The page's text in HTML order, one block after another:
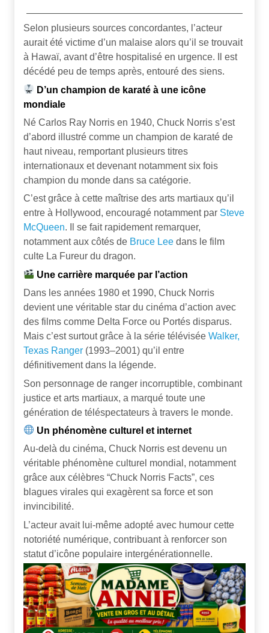
Selon plusieurs sources concordantes, l’acteur
aurait été victime d’un malaise alors qu’il se trouvait
à Hawaï, avant d’être hospitalisé en urgence. Il est
décédé peu de temps après, entouré des siens.
D’un champion de karaté à une icône
mondiale
Né Carlos Ray Norris en 1940, Chuck Norris s’est
d’abord illustré comme un champion de karaté de
haut niveau, remportant plusieurs titres
internationaux et devenant notamment six fois
champion du monde dans sa catégorie.
C’est grâce à cette maîtrise des arts martiaux qu’il
entre à Hollywood, encouragé notamment par Steve
McQueen. Il se fait rapidement remarquer,
notamment aux côtés de Bruce Lee dans le film
culte La Fureur du dragon.
Une carrière marquée par l’action
Dans les années 1980 et 1990, Chuck Norris
devient une véritable star du cinéma d’action avec
des films comme Delta Force ou Portés disparus.
Mais c’est surtout grâce à la série télévisée Walker,
Texas Ranger (1993–2001) qu’il entre
définitivement dans la légende.
Son personnage de ranger incorruptible, combinant
justice et arts martiaux, a marqué toute une
génération de téléspectateurs à travers le monde.
Un phénomène culturel et internet
Au-delà du cinéma, Chuck Norris est devenu un
véritable phénomène culturel mondial, notamment
grâce aux célèbres “Chuck Norris Facts”, ces
blagues virales qui exagèrent sa force et son
invincibilité.
L’acteur avait lui-même adopté avec humour cette
notoriété numérique, contribuant à renforcer son
statut d’icône populaire intergénérationnelle.